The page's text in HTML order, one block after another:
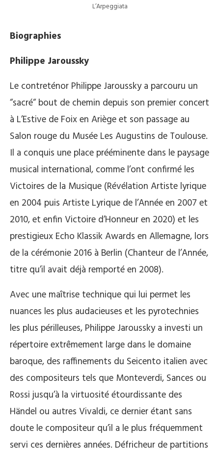
L’Arpeggiata
Biographies
Philippe Jaroussky
Le contreténor Philippe Jaroussky a parcouru un
“sacré“ bout de chemin depuis son premier concert
à L’Estive de Foix en Ariège et son passage au
Salon rouge du Musée Les Augustins de Toulouse.
Il a conquis une place prééminente dans le paysage
musical international, comme l’ont confirmé les
Victoires de la Musique (Révélation Artiste lyrique
en 2004 puis Artiste Lyrique de l’Année en 2007 et
2010, et enfin Victoire d’Honneur en 2020) et les
prestigieux Echo Klassik Awards en Allemagne, lors
de la cérémonie 2016 à Berlin (Chanteur de l’Année,
titre qu’il avait déjà remporté en 2008).
Avec une maîtrise technique qui lui permet les
nuances les plus audacieuses et les pyrotechnies
les plus périlleuses, Philippe Jaroussky a investi un
répertoire extrêmement large dans le domaine
baroque, des raffinements du Seicento italien avec
des compositeurs tels que Monteverdi, Sances ou
Rossi jusqu’à la virtuosité étourdissante des
Händel ou autres Vivaldi, ce dernier étant sans
doute le compositeur qu’il a le plus fréquemment
servi ces dernières années. Défricheur de partitions